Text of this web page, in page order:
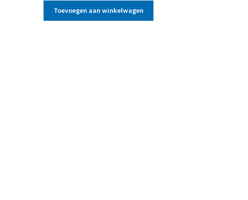
was:
€ 7,50.
is:
€ 6,00.
Toevoegen aan winkelwagen